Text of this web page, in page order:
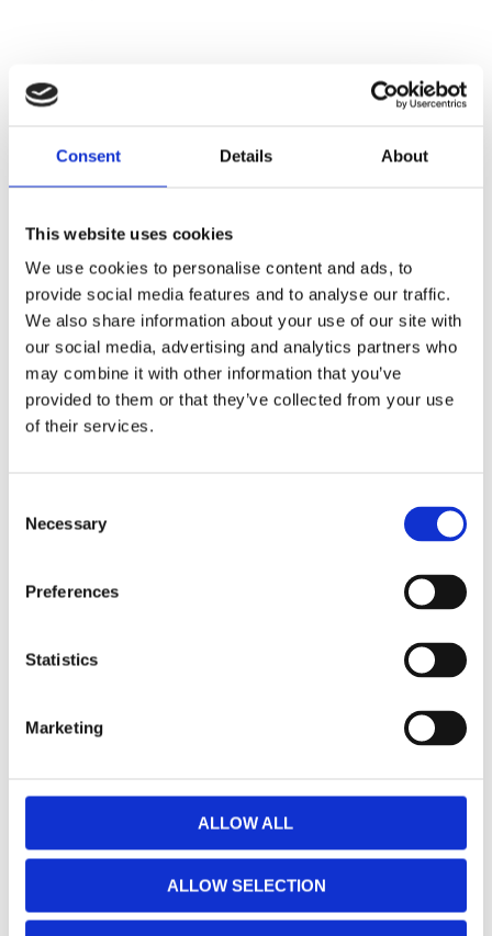
Consent Details About
This website uses cookies
We use cookies to personalise content and ads, to
provide social media features and to analyse our traffic.
We also share information about your use of our site with
our social media, advertising and analytics partners who
may combine it with other information that you’ve
provided to them or that they’ve collected from your use
of their services.
Necessary
Preferences
Statistics
Marketing
ALLOW ALL
ALLOW SELECTION
Beskrivning
Volleybollantenner av glasfiber, vita med röda
markeringar. Uppfyller regelbokens alla krav.
Obs! Antenner är skrymmande med sina 180 cm i
längd så dyrare frakt än normalt tillkommer. Går
inte att skicka till en privatadress p.g.a längden på
paketet.
Produktinformation
Base antennhölster
volleybollantenner
I lager